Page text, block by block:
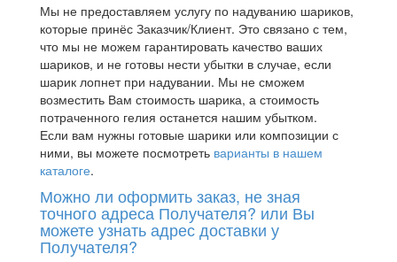
Мы не предоставляем услугу по надуванию шариков,
которые принёс Заказчик/Клиент. Это связано с тем,
что мы не можем гарантировать качество ваших
шариков, и не готовы нести убытки в случае, если
шарик лопнет при надувании. Мы не сможем
возместить Вам стоимость шарика, а стоимость
потраченного гелия останется нашим убытком.
Если вам нужны готовые шарики или композиции с
ними, вы можете посмотреть варианты в нашем
каталоге.
Можно ли оформить заказ, не зная
точного адреса Получателя? или Вы
можете узнать адрес доставки у
Получателя?